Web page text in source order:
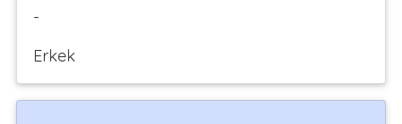
-
Erkek